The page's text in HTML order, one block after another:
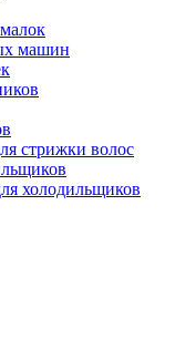
машин
стрижки волос
холодильщиков